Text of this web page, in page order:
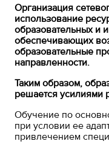
Организация
использование
образовательных и
обеспечивающих
образовательные
направленности.
Таким образом,
решается усилиями
Обучение по
при условии ее
привлечением